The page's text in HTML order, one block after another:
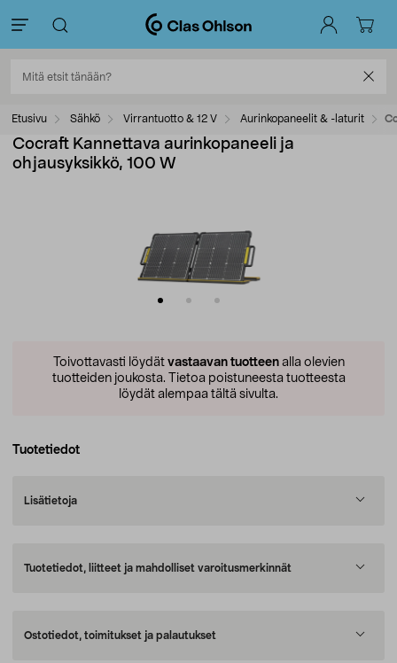
Etusivu Sähkö Virrantuotto & 12 V Aurinkopaneelit & -laturit
Cocraft Kannettava aurinkopaneeli ja
ohjausyksikkö, 100 W
Toivottavasti löydät vastaavan tuotteenalla olevien
tuotteiden joukosta. Tietoa poistuneesta tuotteesta
löydät alempaa tältä sivulta.
Tuotetiedot
Lisätietoja
Tuotetiedot, liitteet ja mahdolliset varoitusmerkinnät
Ostotiedot, toimitukset ja palautukset